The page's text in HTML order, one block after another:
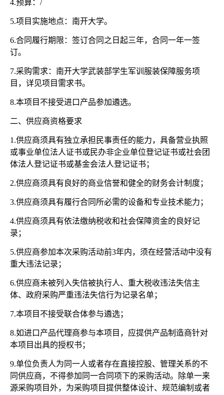
4.预算：/
5.项目实施地点：南开大学。
6.合同履行期限：签订合同之日起三年，合同一年一签
订。
7.采购需求：南开大学武装部学生军训服装保障服务项
目，详见项目需求书。
8.本项目不接受进口产品参加遴选。
二、供应商资格要求
1.供应商须具有独立承担民事责任的能力，具备营业执照
或事业单位法人证书或民办非企业单位登记证书或社会团
体法人登记证书或基金会法人登记证书；
2.供应商须具有良好的商业信誉和健全的财务会计制度；
3.供应商须具有履行合同所必需的设备和专业技术能力；
4.供应商须具有依法缴纳税收和社会保障资金的良好记
录；
5.供应商参加本次采购活动前3年内，须在经营活动中没有
重大违法记录；
6.供应商未被列入失信被执行人、重大税收违法失信主
体、政府采购严重违法失信行为记录名单；
7.本项目不接受联合体参与遴选；
8.如进口产品代理商参与本项目，应提供产品制造商针对
本项目出具的授权书；
9.单位负责人为同一人或者存在直接控股、管理关系的不
同供应商，不得参加同一合同项下的采购活动。除单一来
源采购项目外，为采购项目提供整体设计、规范编制或者